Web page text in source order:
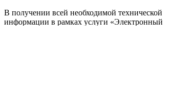
В получении всей необходимой технической
информации в рамках услуги «Электронный